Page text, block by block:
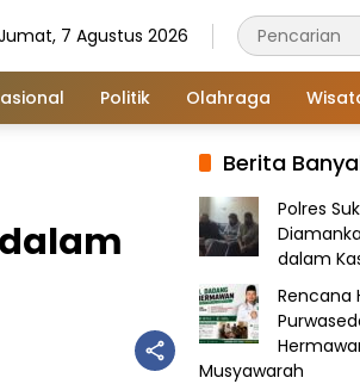
7 Agustus 2026
Politik Olahraga
Berita
Polres
dalam
Rencana
Musyawarah